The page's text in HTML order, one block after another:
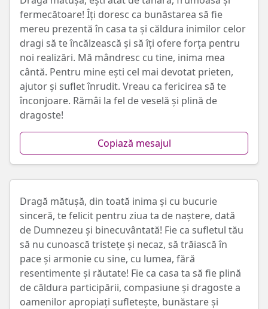
fermecătoare! Îți doresc ca bunăstarea să fie
mereu prezentă în casa ta și căldura inimilor celor
dragi să te încălzească și să îți ofere forța pentru
noi realizări. Mă mândresc cu tine, inima mea
cântă. Pentru mine ești cel mai devotat prieten,
ajutor și suflet înrudit. Vreau ca fericirea să te
înconjoare. Rămâi la fel de veselă și plină de
dragoste!
Copiază mesajul
Dragă mătușă, din toată inima și cu bucurie
sinceră, te felicit pentru ziua ta de naștere, dată
de Dumnezeu și binecuvântată! Fie ca sufletul tău
să nu cunoască tristețe și necaz, să trăiască în
pace și armonie cu sine, cu lumea, fără
resentimente și răutate! Fie ca casa ta să fie plină
de căldura participării, compasiune și dragoste a
oamenilor apropiați sufletește, bunăstare și